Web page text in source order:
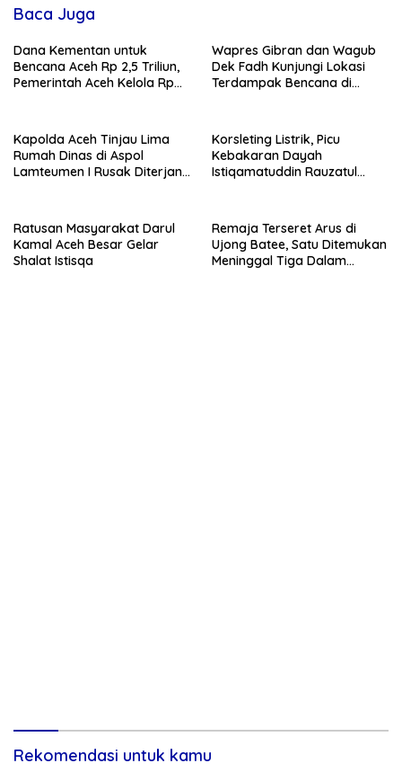
Baca Juga
Dana Kementan untuk
Bencana Aceh Rp 2,5 Triliun,
Pemerintah Aceh Kelola Rp
Wapres Gibran dan Wagub
Dek Fadh Kunjungi Lokasi
Terdampak Bencana di
Kapolda Aceh Tinjau Lima
Rumah Dinas di Aspol
Lamteumen I Rusak Diterjang
Korsleting Listrik, Picu
Kebakaran Dayah
Istiqamatuddin Rauzatul
Ratusan Masyarakat Darul
Kamal Aceh Besar Gelar
Shalat Istisqa
Remaja Terseret Arus di
Ujong Batee, Satu Ditemukan
Meninggal Tiga Dalam
Rekomendasi untuk kamu